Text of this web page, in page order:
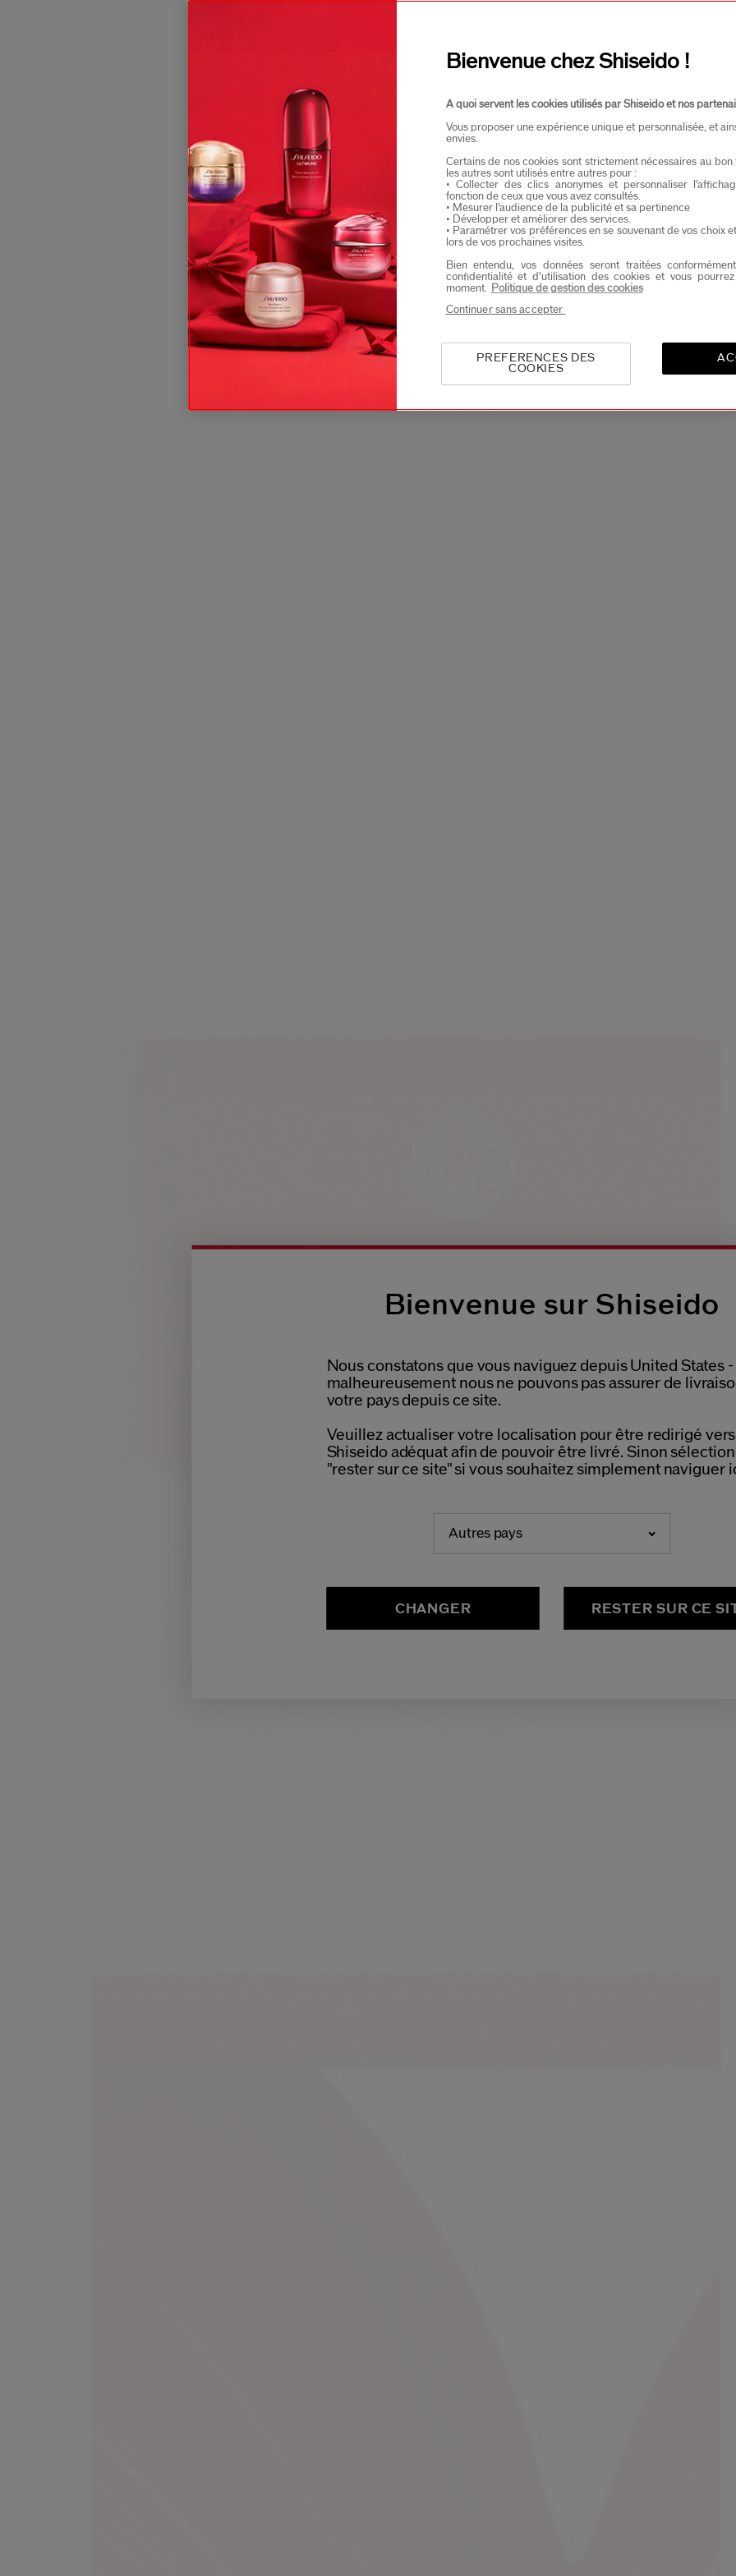
Vous profiterez d’un accès en avant-première aux
Please select language
NEDERLANDS FRANÇAIS
Bienvenue sur Shiseido
Nous constatons que vous naviguez depuis United States -
malheureusement nous ne pouvons pas assurer de
votre pays depuis ce site.
Veuillez actualiser votre localisation pour être redirigé
Shiseido adéquat afin de pouvoir être livré. Sinon
"rester sur ce site" si vous souhaitez simplement naviguer
Autres pays
CHANGER RESTER SUR CE
Bienvenue chez Shiseido !
A quoi servent les cookies utilisés par Shiseido et nos
Vous proposer une expérience unique et personnalisée, et
envies.
Certains de nos cookies sont strictement nécessaires au
les autres sont utilisés entre autres pour :
• Collecter des clics anonymes et personnaliser
fonction de ceux que vous avez consultés.
• Mesurer l’audience de la publicité et sa pertinence
• Développer et améliorer des services.
• Paramétrer vos préférences en se souvenant de vos choix
lors de vos prochaines visites.
Bien entendu, vos données seront traitées
confidentialité et d’utilisation des cookies et vous
moment. Politique de gestion des cookies
PREFERENCES DES
COOKIES
Continuer sans accepter